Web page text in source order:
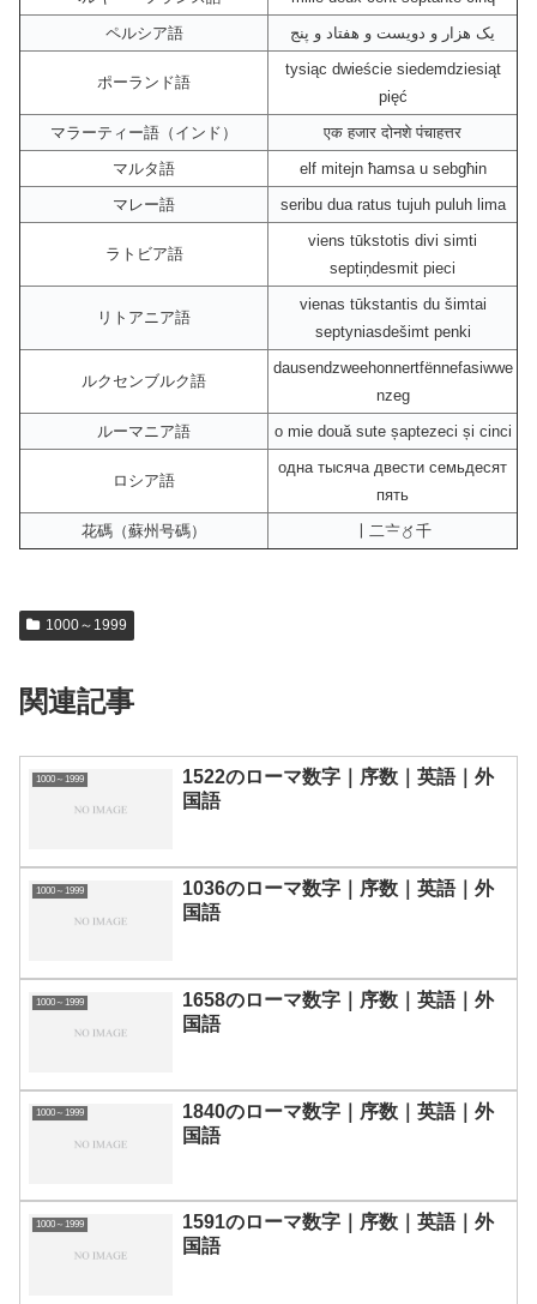
ペルシア語
یک هزار و دویست و هفتاد و پنج
ポーランド語
tysiąc dwieście siedemdziesiąt
pięć
マラーティー語（インド）
एक हजार दोनशे पंचाहत्तर
マルタ語
elf mitejn ħamsa u sebgħin
マレー語
seribu dua ratus tujuh puluh lima
ラトビア語
viens tūkstotis divi simti
septiņdesmit pieci
リトアニア語
vienas tūkstantis du šimtai
septyniasdešimt penki
ルクセンブルク語
dausendzweehonnertfënnefasiwwe
nzeg
ルーマニア語
o mie două sute șaptezeci și cinci
ロシア語
одна тысяча двести семьдесят
пять
花碼（蘇州号碼）
〡二〧〥千
1000～1999
関連記事
1000～1999
1522のローマ数字｜序数｜英語｜外
国語
1000～1999
1036のローマ数字｜序数｜英語｜外
国語
1000～1999
1658のローマ数字｜序数｜英語｜外
国語
1000～1999
1840のローマ数字｜序数｜英語｜外
国語
1000～1999
1591のローマ数字｜序数｜英語｜外
国語